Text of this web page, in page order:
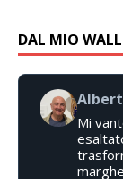
DAL MIO
Mi